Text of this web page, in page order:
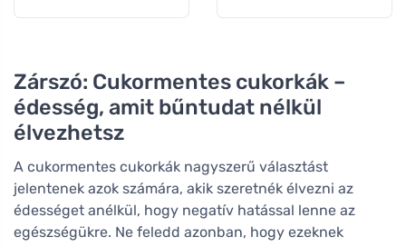
Zárszó: Cukormentes cukorkák –
édesség, amit bűntudat nélkül
élvezhetsz
A cukormentes cukorkák nagyszerű választást
jelentenek azok számára, akik szeretnék élvezni az
édességet anélkül, hogy negatív hatással lenne az
egészségükre. Ne feledd azonban, hogy ezeknek